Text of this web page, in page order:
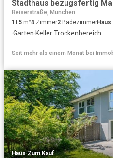
Reiserstraße, München
115 m²4 Zimmer2 BadezimmerHaus
·Garten·Keller·Trockenbereich
Seit mehr als einem Monat bei
Haus·Zum Kauf